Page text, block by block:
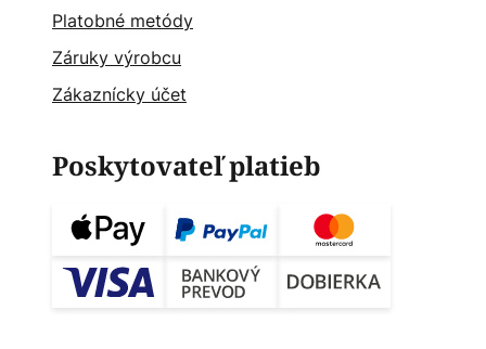
Platobné metódy
Záruky výrobcu
Zákaznícky účet
Poskytovateľ platieb